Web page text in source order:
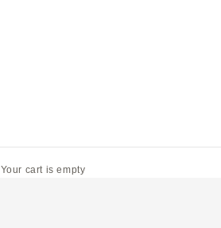
Your cart is empty